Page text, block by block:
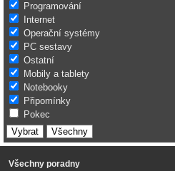
Programování
Internet
Operační systémy
PC sestavy
Ostatní
Mobily a tablety
Notebooky
Připomínky
Pokec
Všechny poradny